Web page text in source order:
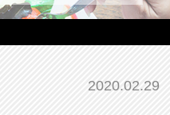
2020.02.29